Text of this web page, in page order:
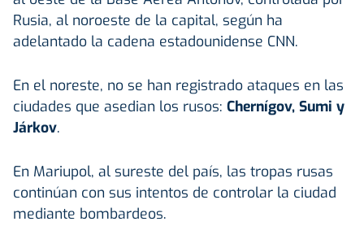
Rusia, al noroeste de la capital, según ha
adelantado la cadena estadounidense CNN.
En el noreste, no se han registrado ataques en las
ciudades que asedian los rusos: Chernígov, Sumi y
Járkov.
En Mariupol, al sureste del país, las tropas rusas
continúan con sus intentos de controlar la ciudad
mediante bombardeos.